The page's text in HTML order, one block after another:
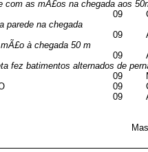
com as mÃ£os na chegada aos
09
parede na chegada
09
à chegada 50 m
09
fez batimentos alternados de
09
09
09